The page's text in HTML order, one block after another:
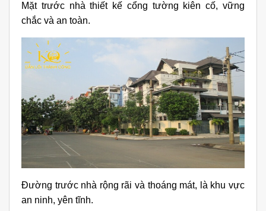
Mặt trước nhà thiết kế cổng tường kiên cố, vững
chắc và an toàn.
Đường trước nhà rộng rãi và thoáng mát, là khu vực
an ninh, yên tĩnh.